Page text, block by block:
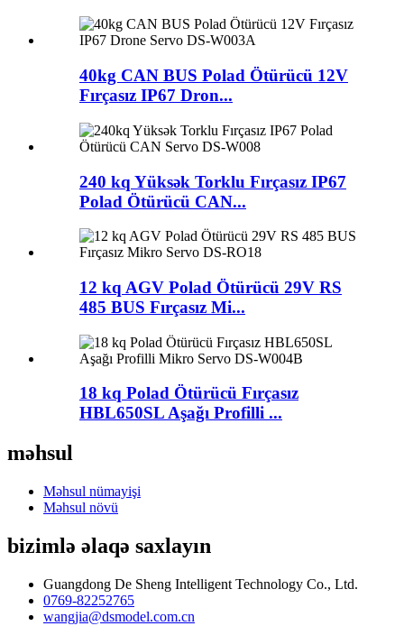
40kg CAN BUS Polad Ötürücü 12V
Fırçasız IP67 Dron...
240 kq Yüksək Torklu Fırçasız IP67
Polad Ötürücü CAN...
12 kq AGV Polad Ötürücü 29V RS
485 BUS Fırçasız Mi...
18 kq Polad Ötürücü Fırçasız
HBL650SL Aşağı Profilli ...
məhsul
Məhsul nümayişi
Məhsul növü
bizimlə əlaqə saxlayın
Guangdong De Sheng Intelligent Technology Co., Ltd.
0769-82252765
wangjia@dsmodel.com.cn